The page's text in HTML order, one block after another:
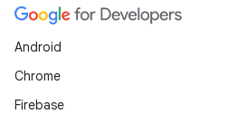
Android
Chrome
Firebase